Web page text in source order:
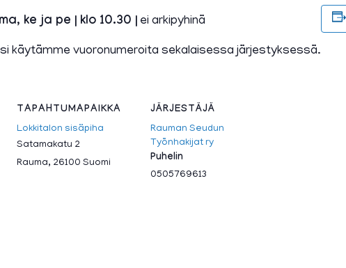
ma, ke ja pe | klo 10.30 | ei arkipyhinä
käytämme vuoronumeroita sekalaisessa järjestyksessä.
TAPAHTUMAPAIKKA
Lokkitalon sisäpiha
Satamakatu 2
Rauma, 26100 Suomi
JÄRJESTÄJÄ
Rauman Seudun
Työnhakijat ry
Puhelin
0505769613